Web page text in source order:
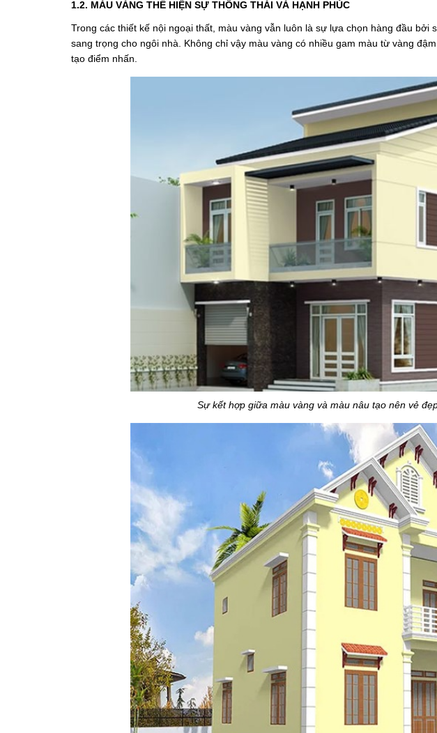
1.2. MÀU VÀNG THỂ HIỆN SỰ THÔNG THÁI VÀ HẠNH PHÚC
Trong các thiết kế nội ngoại thất, màu vàng vẫn luôn là sự lựa chọn hàng đầu bởi
sang trọng cho ngôi nhà. Không chỉ vậy màu vàng có nhiều gam màu từ vàng
tạo điểm nhấn.
Sự kết hợp giữa màu vàng và màu nâu tạo nên vẻ